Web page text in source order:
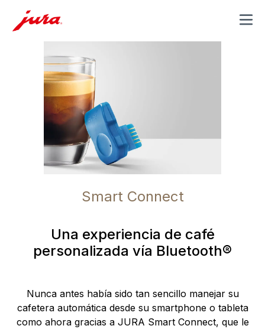
MENU
Smart Connect
Una experiencia de café
personalizada vía Bluetooth®
Nunca antes había sido tan sencillo manejar su
cafetera automática desde su smartphone o tableta
como ahora gracias a JURA Smart Connect, que le